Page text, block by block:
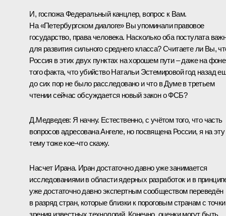
И, госпожа Федеральный канцлер, вопрос к Вам.
На «Петербургском диалоге» Вы упоминали правовое
государство, права человека. Насколько оба постулата
для развития сильного среднего класса? Считаете ли Вы,
Россия в этих двух пунктах на хорошем пути – даже на фоне
того факта, что убийство Натальи Эстемировой год назад
до сих пор не было расследовано и что в Думе в третьем
чтении сейчас обсуждается новый закон о ФСБ?
Д.Медведев: Я начну. Естественно, с учётом того, что часть
вопросов адресована Ангеле, но посвящена России, я на эту
тему тоже кое‑что скажу.
Насчет Ирана. Иран достаточно давно уже занимается
исследованиями в области ядерных разработок и в
уже достаточно давно экспертным сообществом переведён
в разряд стран, которые близки к пороговым странам с точки